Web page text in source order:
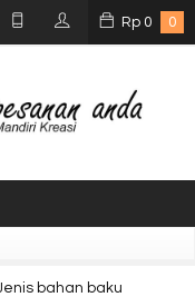
Rp 0 0
bahan baku